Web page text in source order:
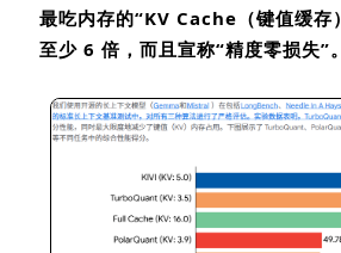
最吃内存的“KV Cache （键值缓存）
至少 6 倍，而且宣称“精度零损失”。